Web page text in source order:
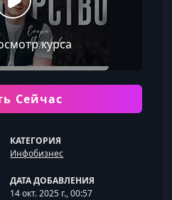
курса
Сейчас
КАТЕГОРИЯ
Инфобизнес
ДАТА ДОБАВЛЕНИЯ
14 окт. 2025 г., 00:57